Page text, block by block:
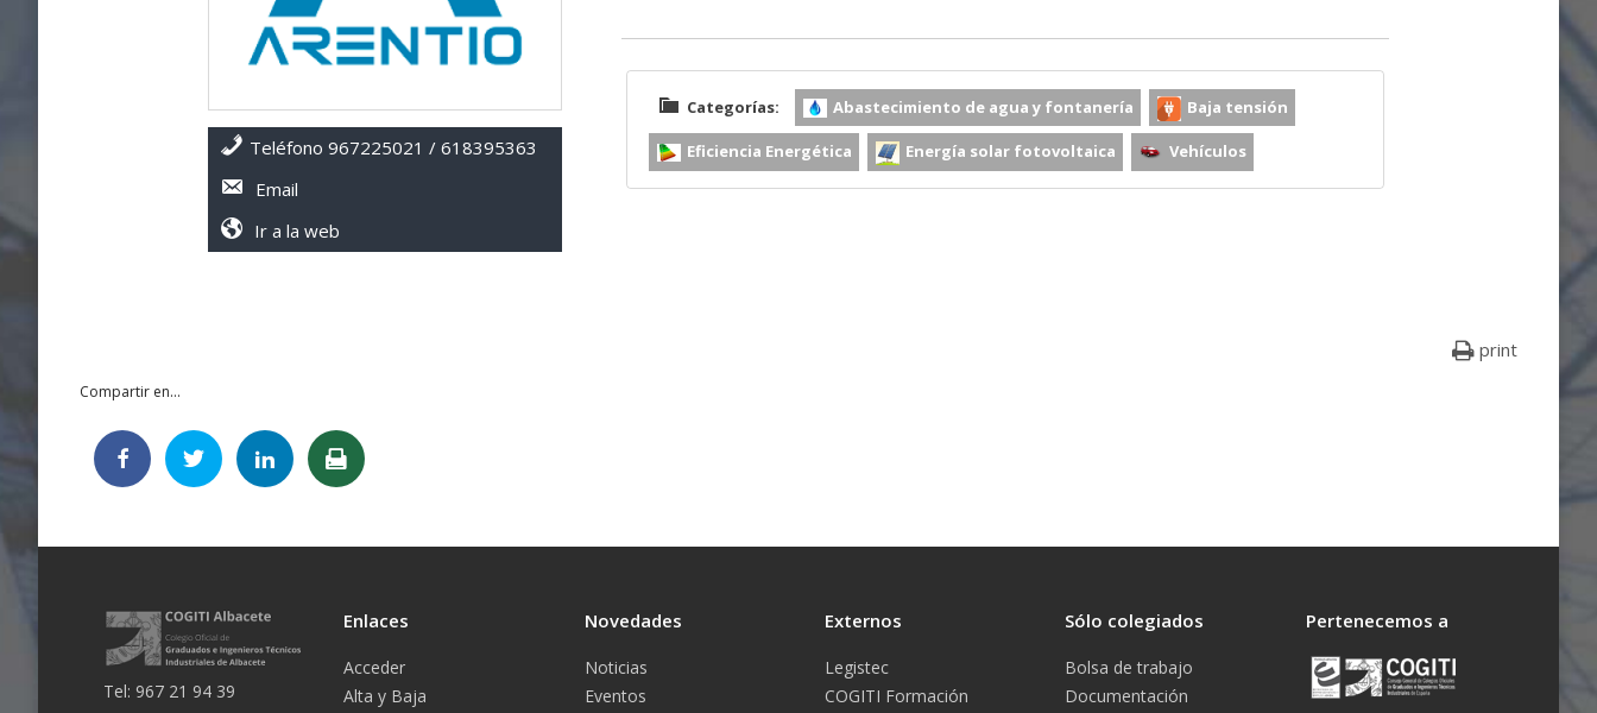
Teléfono 967225021 / 618395363
Email
Ir a la web
Categorías: Abastecimiento de agua y fontanería Baja tensión
Eficiencia Energética Energía solar fotovoltaica Vehículos
print
Compartir en...
Tel: 967 21 94 39
Enlaces
Acceder
Alta y Baja
Novedades
Noticias
Eventos
Externos
Legistec
COGITI Formación
Sólo colegiados
Bolsa de trabajo
Documentación
Pertenecemos a